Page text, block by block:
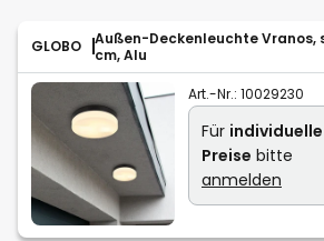
GLOBO
Außen-Deckenleuchte Vranos,
cm, Alu
Art.-Nr.: 10029230
Für individuelle
Preise bitte
anmelden